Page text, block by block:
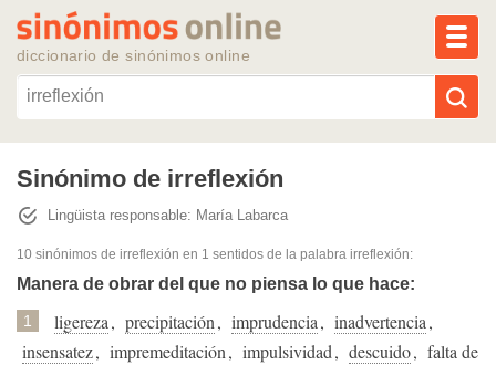
diccionario de sinónimos online
Reescribir texto con IA
Sinónimos populares
Temas populares
Temas recientes
Sinónimo de irreflexión
Lingüista responsable: María Labarca
10 sinónimos de irreflexión en 1 sentidos de la palabra irreflexión:
Manera de obrar del que no piensa lo que hace:
1 ligereza, precipitación, imprudencia, inadvertencia,
insensatez, impremeditación, impulsividad, descuido, falta de